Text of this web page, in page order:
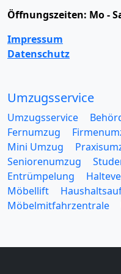
Öffnungszeiten: Mo -
Impressum
Datenschutz
Umzugsservice
Umzugsservice
Fernumzug
Mini Umzug
Seniorenumzug
Entrümpelung
Möbellift
Möbelmitfahrzentrale